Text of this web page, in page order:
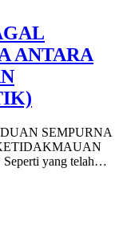
ANTARA
SEMPURNA
yang telah…